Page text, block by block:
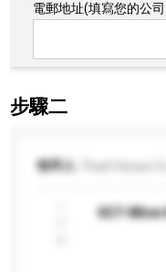
電郵地址(填寫您的公
步驟二
收件人
GC7-